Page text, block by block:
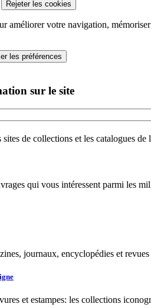
Rejeter les cookies
améliorer votre navigation,
les préférences
sur le site
sites de collections et les catalogues
qui vous intéressent parmi les
journaux, encyclopédies et
et estampes: les collections